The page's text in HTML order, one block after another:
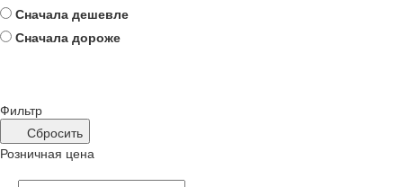
Сначала дешевле
Сначала дороже
Фильтр
Сбросить
Розничная цена